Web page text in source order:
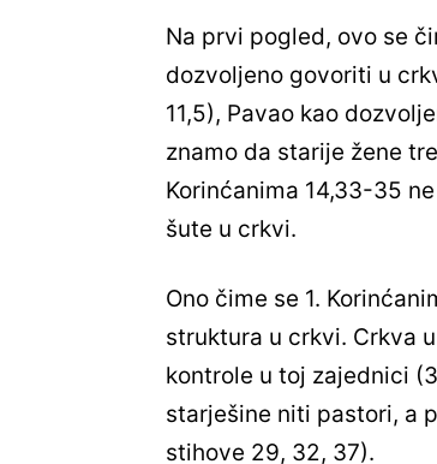
Na prvi pogled, ovo se
dozvoljeno govoriti u
11,5), Pavao kao
znamo da starije žene
Korinćanima 14,33-35
šute u crkvi.
Ono čime se 1.
struktura u crkvi. Crkva
kontrole u toj zajednici
starješine niti pastori, a
stihove 29, 32, 37).